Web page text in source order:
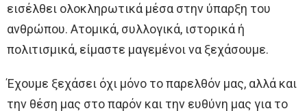
εισέλθει ολοκληρωτικά μέσα στην ύπαρξη του
ανθρώπου. Ατομικά, συλλογικά, ιστορικά ή
πολιτισμικά, είμαστε μαγεμένοι να ξεχάσουμε.
Έχουμε ξεχάσει όχι μόνο το παρελθόν μας, αλλά και
την θέση μας στο παρόν και την ευθύνη μας για το